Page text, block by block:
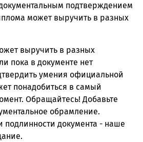
подтверждением
может выручить в разных
выручить в разных
пока в документе нет
умения официальной
понадобиться в самый
Обращайтесь! Добавьте
обрамление.
подлинности документа - наше